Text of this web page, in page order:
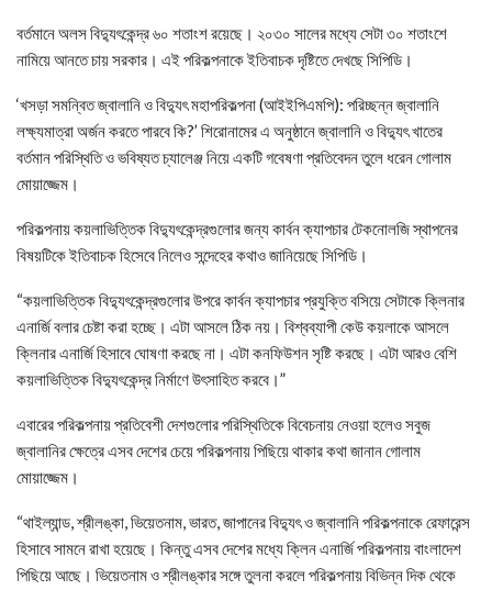
বর্তমানে অলস বিদ্যুৎকেন্দ্র ৬০ শতাংশ রয়েছে। ২০৩০ সালের মধ্যে সেটা ৩০ শতাংশে
নামিয়ে আনতে চায় সরকার। এই পরিকল্পনাকে ইতিবাচক দৃষ্টিতে দেখছে সিপিডি।
‘খসড়া সমন্বিত জ্বালানি ও বিদ্যুৎ মহাপরিকল্পনা (আইইপিএমপি): পরিচ্ছন্ন জ্বালানি
লক্ষ্যমাত্রা অর্জন করতে পারবে কি?’ শিরোনামের এ অনুষ্ঠানে জ্বালানি ও বিদ্যুৎ খাতের
বর্তমান পরিস্থিতি ও ভবিষ্যত চ্যালেঞ্জ নিয়ে একটি গবেষণা প্রতিবেদন তুলে ধরেন গোলাম
মোয়াজ্জেম।
পরিকল্পনায় কয়লাভিত্তিক বিদ্যুৎকেন্দ্রগুলোর জন্য কার্বন ক্যাপচার টেকনোলজি স্থাপনের
বিষয়টিকে ইতিবাচক হিসেবে নিলেও সন্দেহের কথাও জানিয়েছে সিপিডি।
“কয়লাভিত্তিক বিদ্যুৎকেন্দ্রগুলোর উপরে কার্বন ক্যাপচার প্রযুক্তি বসিয়ে সেটাকে ক্লিনার
এনার্জি বলার চেষ্টা করা হচ্ছে। এটা আসলে ঠিক নয়। বিশ্বব্যাপী কেউ কয়লাকে আসলে
ক্লিনার এনার্জি হিসাবে ঘোষণা করছে না। এটা কনফিউশন সৃষ্টি করছে। এটা আরও বেশি
কয়লাভিত্তিক বিদ্যুৎকেন্দ্র নির্মাণে উৎসাহিত করবে।”
এবারের পরিকল্পনায় প্রতিবেশী দেশগুলোর পরিস্থিতিকে বিবেচনায় নেওয়া হলেও সবুজ
জ্বালানির ক্ষেত্রে এসব দেশের চেয়ে পরিকল্পনায় পিছিয়ে থাকার কথা জানান গোলাম
মোয়াজ্জেম।
“থাইল্যান্ড, শ্রীলঙ্কা, ভিয়েতনাম, ভারত, জাপানের বিদ্যুৎ ও জ্বালানি পরিকল্পনাকে রেফারেন্স
হিসাবে সামনে রাখা হয়েছে। কিন্তু এসব দেশের মধ্যে ক্লিন এনার্জি পরিকল্পনায় বাংলাদেশ
পিছিয়ে আছে। ভিয়েতনাম ও শ্রীলঙ্কার সঙ্গে তুলনা করলে পরিকল্পনায় বিভিন্ন দিক থেকে